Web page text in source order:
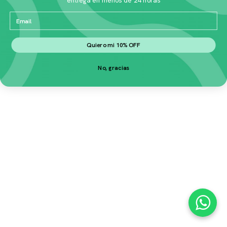
Email
Quiero mi 10% OFF
No, gracias